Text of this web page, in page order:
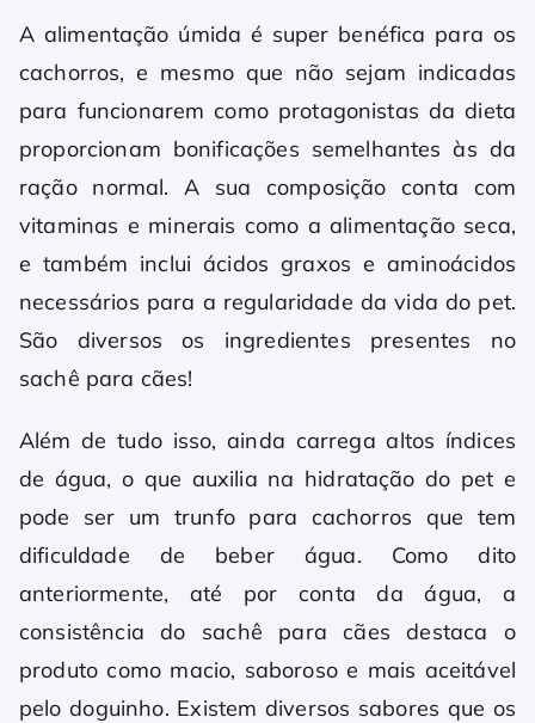
A alimentação úmida é super benéfica para os
cachorros, e mesmo que não sejam indicadas
para funcionarem como protagonistas da dieta
proporcionam bonificações semelhantes às da
ração normal. A sua composição conta com
vitaminas e minerais como a alimentação seca,
e também inclui ácidos graxos e aminoácidos
necessários para a regularidade da vida do pet.
São diversos os ingredientes presentes no
sachê para cães!
Além de tudo isso, ainda carrega altos índices
de água, o que auxilia na hidratação do pet e
pode ser um trunfo para cachorros que tem
dificuldade de beber água. Como dito
anteriormente, até por conta da água, a
consistência do sachê para cães destaca o
produto como macio, saboroso e mais aceitável
pelo doguinho. Existem diversos sabores que os